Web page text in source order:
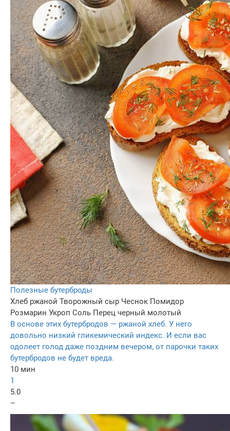
Полезные бутерброды
Хлеб ржаной Творожный сыр Чеснок Помидор
Розмарин Укроп Соль Перец черный молотый
В основе этих бутербродов — ржаной хлеб. У него
довольно низкий гликемический индекс. И если вас
одолеет голод даже поздним вечером, от парочки таких
бутербродов не будет вреда.
10 мин
1
5.0
–